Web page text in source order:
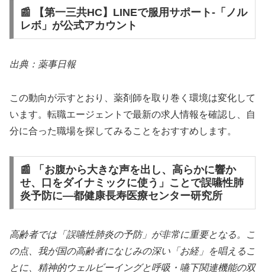
📰 【第一三共HC】LINEで服用サポート‐「ノル
レボ」が公式アカウント
出典：薬事日報
この動向が示すとおり、薬剤師を取り巻く環境は変化して
います。転職エージェントで最新の求人情報を確認し、自
分に合った職場を探してみることをおすすめします。
📰 「お腹から大きな声を出し、高らかに響か
せ、口をダイナミックに使う」ことで誤嚥性肺
炎予防に―都健康長寿医療センター研究所
高齢者では「誤嚥性肺炎の予防」が非常に重要となる。こ
の点、我が国の高齢者になじみの深い「お経」を唱えるこ
とに、精神的ウェルビーイングと呼吸・嚥下関連機能の双